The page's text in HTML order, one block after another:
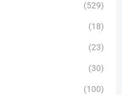
(529)
(18)
(23)
(30)
(100)